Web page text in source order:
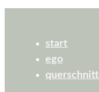
start
ego
querschnitt